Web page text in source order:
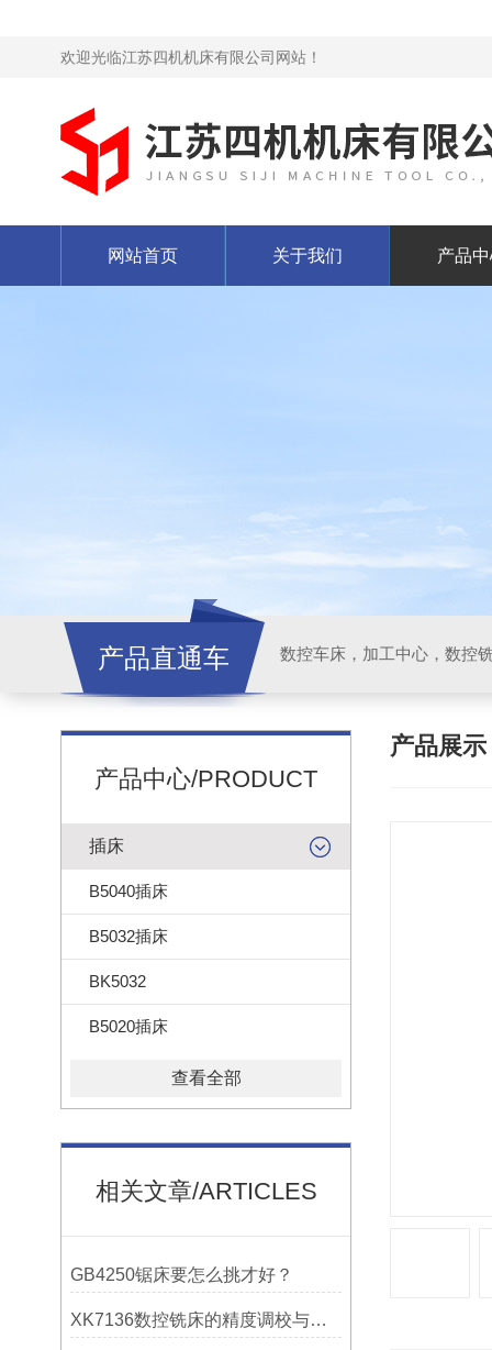
欢迎光临江苏四机机床有限公司网站！
网站首页 关于我们 产品
产品直通车
产品中心/PRODUCT
插床
B5040插床
B5032插床
BK5032
B5020插床
查看全部
相关文章/ARTICLES
GB4250锯床要怎么挑才好？
XK7136数控铣床的精度调校与性能优化
产品展示